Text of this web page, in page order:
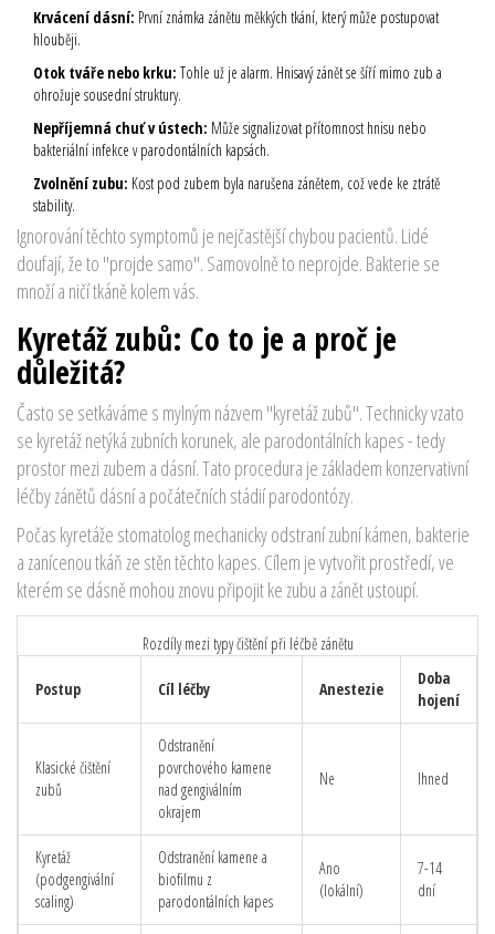
Krvácení dásní: První známka zánětu měkkých tkání, který může postupovat
hlouběji.
Otok tváře nebo krku: Tohle už je alarm. Hnisavý zánět se šíří mimo zub a
ohrožuje sousední struktury.
Nepříjemná chuť v ústech: Může signalizovat přítomnost hnisu nebo
bakteriální infekce v parodontálních kapsách.
Zvolnění zubu: Kost pod zubem byla narušena zánětem, což vede ke ztrátě
stability.
Ignorování těchto symptomů je nejčastější chybou pacientů. Lidé
doufají, že to "projde samo". Samovolně to neprojde. Bakterie se
množí a ničí tkáně kolem vás.
Kyretáž zubů: Co to je a proč je
důležitá?
Často se setkáváme s mylným názvem "kyretáž zubů". Technicky vzato
se kyretáž netýká zubních korunek, ale parodontálních kapes- tedy
prostor mezi zubem a dásní.Tato procedura je základem konzervativní
léčby zánětů dásní a počátečních stádií parodontózy.
Počas kyretáže stomatolog mechanicky odstraní zubní kámen, bakterie
a zanícenou tkáň ze stěn těchto kapes. Cílem je vytvořit prostředí, ve
kterém se dásně mohou znovu připojit ke zubu a zánět ustoupí.
Rozdíly mezi typy čištění při léčbě zánětu
Postup Cíl léčby Anestezie
Doba
hojení
Klasické čištění
zubů
Odstranění
povrchového kamene
nad gengiválním
okrajem
Ne Ihned
Kyretáž
(podgengivální
scaling)
Odstranění kamene a
biofilmu z
parodontálních kapes
Ano
(lokální)
7-14
dní